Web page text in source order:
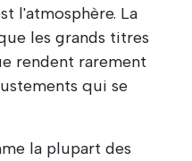
l'atmosphère. La
les grands titres
rendent rarement
qui se
la plupart des